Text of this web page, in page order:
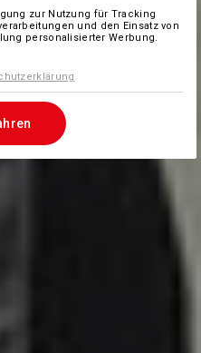
zur Nutzung für Tracking
und den Einsatz von
personalisierter Werbung.